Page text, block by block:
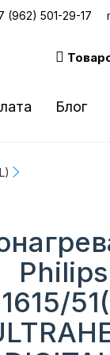
(962) 501-29-17
Блог
Philips